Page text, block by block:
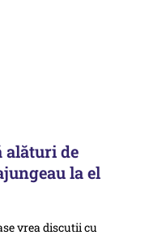
alături de
la el